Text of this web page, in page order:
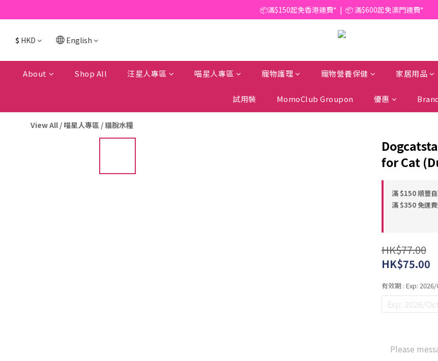
📦滿$150起免香港運費*  |  📦 滿$600起免澳門運費*
🥫 罐頭優惠 | 任選* 6件 即減 $6 |  任選* 24件 即減 $30 🥫 (按此了解
📦滿$150起免香港運費*  |  📦 滿$600起免澳門運費*
$ HKD English
About Shop All 汪星人專區 喵星人專區 寵物護理 寵物營養保健 家居用品
試用裝 MomoClub Groupon 優惠
View All / 喵星人專區 /貓脫水糧
for Cat
滿 $150 順豐
滿 $350 免運
HK$77.00
HK$75.00
有效期 : Exp:
Exp: 2026/
Please